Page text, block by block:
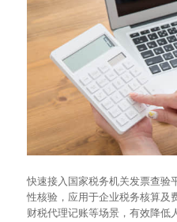
快速接入国家税务机关发票查验
性核验，应用于企业税务核算及
财税代理记账等场景，有效降低